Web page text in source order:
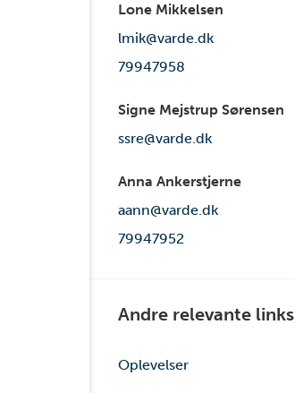
Lone Mikkelsen
lmik@varde.dk
79947958
Signe Mejstrup Sørensen
ssre@varde.dk
Anna Ankerstjerne
aann@varde.dk
79947952
Andre relevante links
Oplevelser